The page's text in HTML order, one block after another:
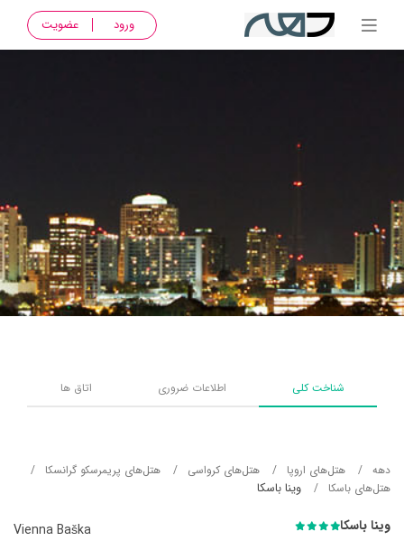
ورود عضویت
شناخت کلی اطلاعات ضروری اتاق ها
دهه هتل‌های اروپا هتل‌های کرواسی
هتل‌های پریمرسکو گرانسکا
هتل‌های باسکا
وینا باسکا
وینا باسکا Vienna Baška